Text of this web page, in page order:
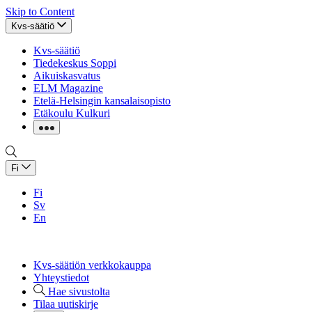
Skip to Content
Kvs-säätiö
Kvs-säätiö
Tiedekeskus Soppi
Aikuiskasvatus
ELM Magazine
Etelä-Helsingin kansalaisopisto
Etäkoulu Kulkuri
Fi
Fi
Sv
En
Kvs-säätiön verkkokauppa
Yhteystiedot
Hae sivustolta
Tilaa uutiskirje